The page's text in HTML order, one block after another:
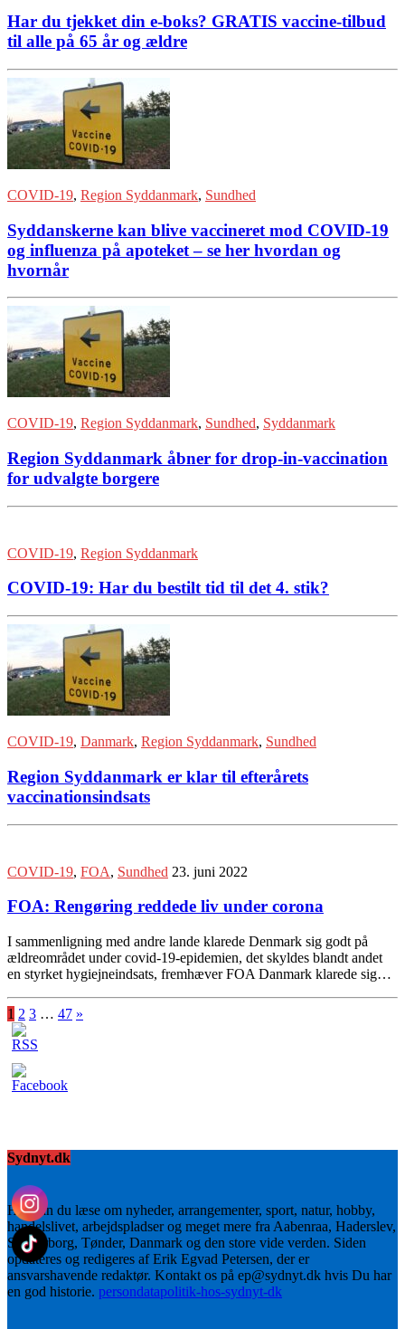
Har du tjekket din e-boks? GRATIS vaccine-tilbud
til alle på 65 år og ældre
COVID-19, Region Syddanmark, Sundhed
Syddanskerne kan blive vaccineret mod COVID-19
og influenza på apoteket – se her hvordan og
hvornår
COVID-19, Region Syddanmark, Sundhed, Syddanmark
Region Syddanmark åbner for drop-in-vaccination
for udvalgte borgere
COVID-19, Region Syddanmark
COVID-19: Har du bestilt tid til det 4. stik?
COVID-19, Danmark, Region Syddanmark, Sundhed
Region Syddanmark er klar til efterårets
vaccinationsindsats
COVID-19, FOA, Sundhed 23. juni 2022
FOA: Rengøring reddede liv under corona
I sammenligning med andre lande klarede Denmark sig godt på
ældreområdet under covid-19-epidemien, det skyldes blandt andet
en styrket hygiejneindsats, fremhæver FOA Danmark klarede sig…
1 2 3 … 47 »
Sydnyt.dk
Her kan du læse om nyheder, arrangementer, sport, natur, hobby,
handelslivet, arbejdspladser og meget mere fra Aabenraa, Haderslev,
Sønderborg, Tønder, Danmark og den store vide verden. Siden
opdateres og redigeres af Erik Egvad Petersen, der er
ansvarshavende redaktør. Kontakt os på ep@sydnyt.dk hvis Du har
en god historie. persondatapolitik-hos-sydnyt-dk